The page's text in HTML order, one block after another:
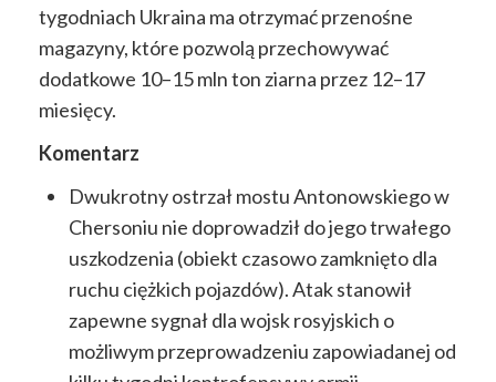
tygodniach Ukraina ma otrzymać przenośne
magazyny, które pozwolą przechowywać
dodatkowe 10–15 mln ton ziarna przez 12–17
miesięcy.
Komentarz
Dwukrotny ostrzał mostu Antonowskiego w
Chersoniu nie doprowadził do jego trwałego
uszkodzenia (obiekt czasowo zamknięto dla
ruchu ciężkich pojazdów). Atak stanowił
zapewne sygnał dla wojsk rosyjskich o
możliwym przeprowadzeniu zapowiadanej od